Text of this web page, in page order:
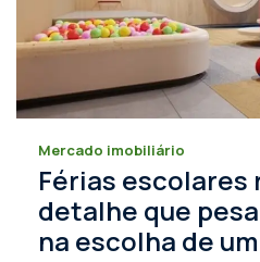
Mercado imobiliário
Férias escolares
detalhe que
na escolha de